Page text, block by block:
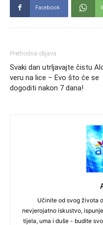
Facebook
Prethodna objava
Svaki dan utrljavajte čistu
veru na lice – Evo što će se
dogoditi nakon 7 dana!
Učinite od svog života
nevjerojatno iskustvo,
tijela, uma i duše - budite